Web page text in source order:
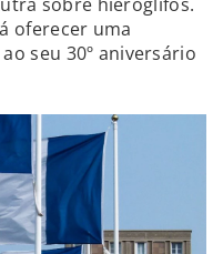
oferecer uma
seu 30º aniversário